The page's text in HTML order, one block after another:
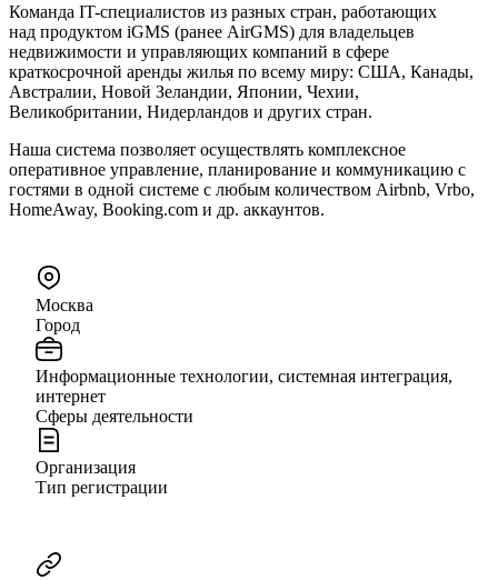
Команда IT-специалистов из разных стран, работающих
над продуктом iGMS (ранее AirGMS) для владельцев
недвижимости и управляющих компаний в сфере
краткосрочной аренды жилья по всему миру: США, Канады,
Австралии, Новой Зеландии, Японии, Чехии,
Великобритании, Нидерландов и других стран.
Наша система позволяет осуществлять комплексное
оперативное управление, планирование и коммуникацию с
гостями в одной системе с любым количеством Airbnb, Vrbo,
HomeAway, Booking.com и др. аккаунтов.
Москва
Город
Информационные технологии, системная интеграция,
интернет
Сферы деятельности
Организация
Тип регистрации